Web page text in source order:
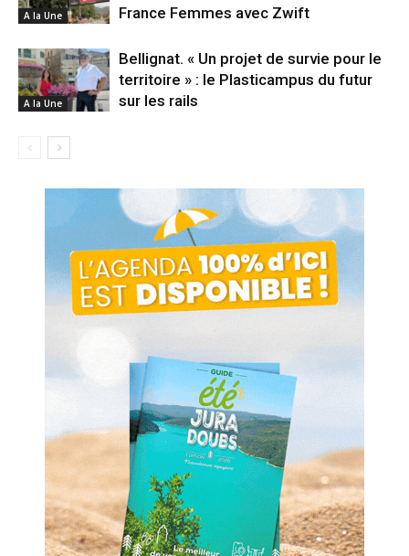
A la Une
France Femmes avec Zwift
A la Une
Bellignat. « Un projet de survie pour le
territoire » : le Plasticampus du futur
sur les rails